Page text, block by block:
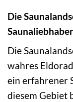
Die
Saunaliebhaber
Die
wahres
ein erfahrener
diesem Gebiet